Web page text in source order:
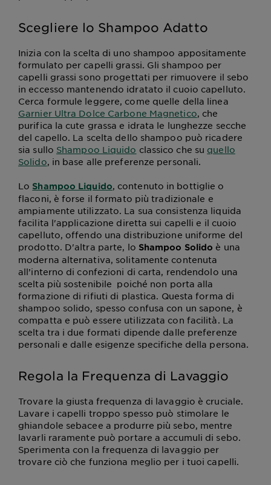
Scegliere lo Shampoo Adatto
Inizia con la scelta di uno shampoo appositamente
formulato per capelli grassi. Gli shampoo per
capelli grassi sono progettati per rimuovere il sebo
in eccesso mantenendo idratato il cuoio capelluto.
Cerca formule leggere, come quelle della linea
Garnier Ultra Dolce Carbone Magnetico, che
purifica la cute grassa e idrata le lunghezze secche
del capello. La scelta dello shampoo può ricadere
sia sullo Shampoo Liquido classico che su quello
Solido, in base alle preferenze personali.
Lo Shampoo Liquido, contenuto in bottiglie o
flaconi, è forse il formato più tradizionale e
ampiamente utilizzato. La sua consistenza liquida
facilita l'applicazione diretta sui capelli e il cuoio
capelluto, offendo una distribuzione uniforme del
prodotto. D'altra parte, lo Shampoo Solido è una
moderna alternativa, solitamente contenuta
all’interno di confezioni di carta, rendendolo una
scelta più sostenibile poiché non porta alla
formazione di rifiuti di plastica. Questa forma di
shampoo solido, spesso confusa con un sapone, è
compatta e può essere utilizzata con facilità. La
scelta tra i due formati dipende dalle preferenze
personali e dalle esigenze specifiche della persona.
Regola la Frequenza di Lavaggio
Trovare la giusta frequenza di lavaggio è cruciale.
Lavare i capelli troppo spesso può stimolare le
ghiandole sebacee a produrre più sebo, mentre
lavarli raramente può portare a accumuli di sebo.
Sperimenta con la frequenza di lavaggio per
trovare ciò che funziona meglio per i tuoi capelli.